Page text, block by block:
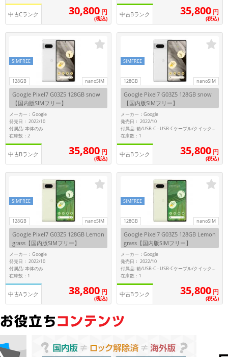
中古Cランク 30,800 円
(税込)
中古Bランク 35,800 円
(税込)
128GB nanoSIM
SIMFREE
Google Pixel7 G03Z5 128GB snow
【国内版SIMフリー】
メーカー：Google
発売日： 2022/10
付属品: 本体のみ
在庫数：2
中古Bランク 35,800 円
(税込)
128GB nanoSIM
SIMFREE
Google Pixel7 G03Z5 128GB snow
【国内版SIMフリー】
メーカー：Google
発売日： 2022/10
付属品: 箱/USB-C - USB-Cケーブル/クイックスイッチアダプター/SIMツール/クイックスタートガイド
在庫数：1
中古Bランク 35,800 円
(税込)
128GB nanoSIM
SIMFREE
Google Pixel7 G03Z5 128GB Lemon
grass【国内版SIMフリー】
メーカー：Google
発売日： 2022/10
付属品: 本体のみ
在庫数：1
中古Aランク 38,800 円
(税込)
128GB nanoSIM
SIMFREE
Google Pixel7 G03Z5 128GB Lemon
grass【国内版SIMフリー】
メーカー：Google
発売日： 2022/10
付属品: 箱/USB-C - USB-Cケーブル/クイックスイッチアダプター/SIMツール/クイックスタートガイド
在庫数：1
中古Bランク 35,800 円
(税込)
機能・特徴
商品の搭載機能による絞り込み
「5G対応」「防水」「ワンセグ」など
ドライブの絞り込み
ランク
商品状態の絞り込み
「新品」「未使用」「中古」など
CPU
CPUの絞り込み
OSの絞り込み
容量
~
モニタサイズ
円 ～